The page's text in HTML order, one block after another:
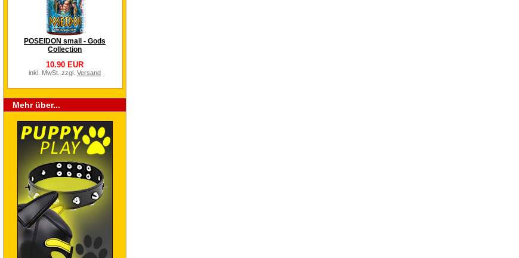
POSEIDON small - Gods
Collection
10.90 EUR
inkl. MwSt. zzgl. Versand
Mehr über...